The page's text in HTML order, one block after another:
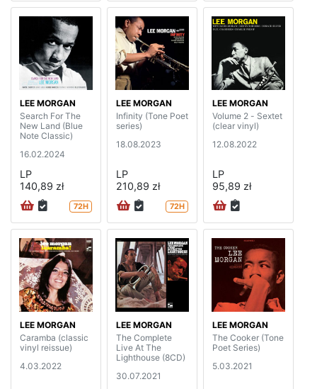
LEE MORGAN
Search For The
New Land (Blue
Note Classic)
16.02.2024
LP
140,89 zł
72H
LEE MORGAN
Infinity (Tone Poet
series)
18.08.2023
LP
210,89 zł
72H
LEE MORGAN
Volume 2 - Sextet
(clear vinyl)
12.08.2022
LP
95,89 zł
LEE MORGAN
Caramba (classic
vinyl reissue)
4.03.2022
LEE MORGAN
The Complete
Live At The
Lighthouse (8CD)
30.07.2021
LEE MORGAN
The Cooker (Tone
Poet Series)
5.03.2021